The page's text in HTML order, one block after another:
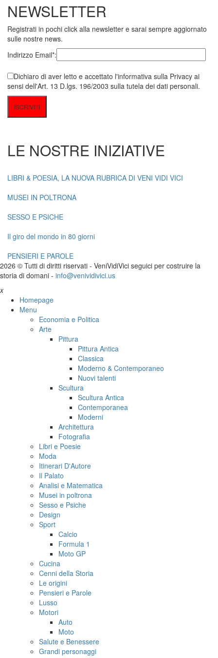
NEWSLETTER
Registrati in pochi click alla newsletter e sarai sempre aggiornato
sulle nostre news.
Indirizzo Email*:
Dichiaro di aver letto e accettato l'informativa sulla Privacy ai
sensi dell'Art. 13 D.lgs. 196/2003 sulla tutela dei dati personali.
LE NOSTRE INIZIATIVE
LIBRI & POESIA, LA NUOVA RUBRICA DI VENI VIDI VICI
MUSEI IN POLTRONA
SESSO E PSICHE
Il giro del mondo in 80 giorni
PENSIERI E PAROLE
2026 © Tutti di diritti riservati - VeniVidiVici seguici per costruire la
storia di domani - info@venividivici.us
x
Homepage
Menu
Economia e Politica
Arte
Pittura
Pittura Antica
Classica
Moderno & Contemporaneo
Nuovi talenti
Scultura
Scultura Antica
Contemporanea
Moderni
Architettura
Fotografia
Libri e Poesie
Moda
Itinerari D'Autore
Il Palato
Analisi e Matematica
Musei in poltrona
Sesso e Psiche
Design
Sport
Calcio
Formula 1
Moto GP
Cucina
Cenni della Storia
Le origini
Pensieri e Parole
Lusso
Motori
Auto
Moto
Salute e Benessere
Grandi personaggi